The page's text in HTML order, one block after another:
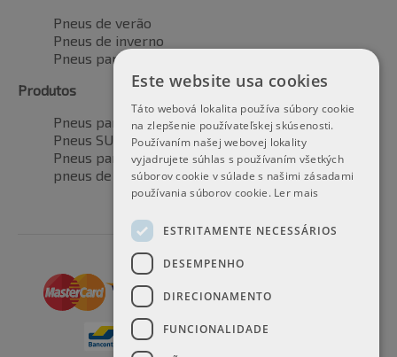
Pneus de verão
Pneus de inverno
Pneus para todas as estações
Produtos
Pneus para automóveis
Pneus SUV / 4x4
Pneus para veículos de transporte
pneus de motocicleta
Este website usa cookies
Táto webová lokalita používa súbory cookie
na zlepšenie používateľskej skúsenosti.
Používaním našej webovej lokality
vyjadrujete súhlas s používaním všetkých
súborov cookie v súlade s našimi zásadami
používania súborov cookie. Ler mais
ESTRITAMENTE NECESSÁRIOS
DESEMPENHO
DIRECIONAMENTO
FUNCIONALIDADE